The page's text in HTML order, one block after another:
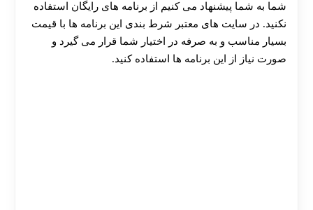
شما به شما پیشنهاد می کنیم از برنامه های رایگان استفاده
نکنید. در سایت های معتبر شرط بندی این برنامه ها با قیمت
بسیار مناسب و به صرفه در اختیار شما قرار می گیرد و
صورت نیاز از این برنامه ها استفاده کنید.